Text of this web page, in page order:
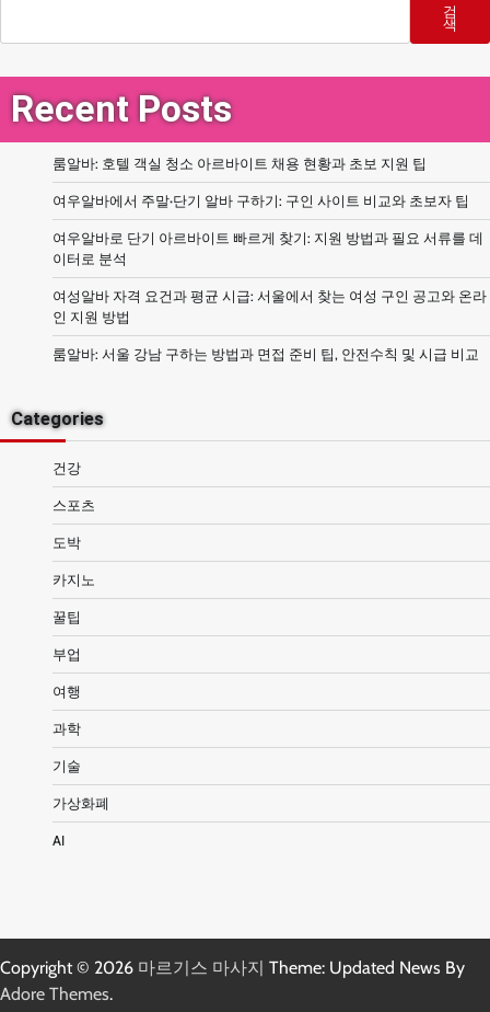
검
색
Recent Posts
룸알바: 호텔 객실 청소 아르바이트 채용 현황과 초보 지원 팁
여우알바에서 주말·단기 알바 구하기: 구인 사이트 비교와 초보자 팁
여우알바로 단기 아르바이트 빠르게 찾기: 지원 방법과 필요 서류를 데
이터로 분석
여성알바 자격 요건과 평균 시급: 서울에서 찾는 여성 구인 공고와 온라
인 지원 방법
룸알바: 서울 강남 구하는 방법과 면접 준비 팁, 안전수칙 및 시급 비교
Categories
건강
스포츠
도박
카지노
꿀팁
부업
여행
과학
기술
가상화폐
AI
Copyright © 2026 마르기스 마사지 Theme: Updated News By
Adore Themes.